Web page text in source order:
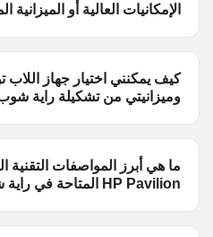
الإمكانيات العالية أو الميزانية
كيف يمكنني اختيار جهاز اللاب
وميزانيتي من تشكيلة راية
ما هي أبرز المواصفات التقنية
HP Pavilion المتاحة في راية شوب لعام 2026؟